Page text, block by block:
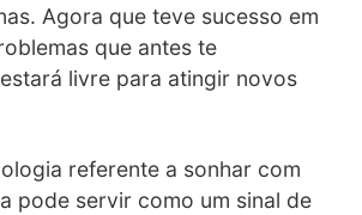
Agora que teve sucesso em
que antes te
livre para atingir novos
referente a sonhar com
pode servir como um sinal de